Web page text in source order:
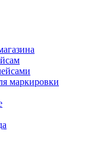
маркировки